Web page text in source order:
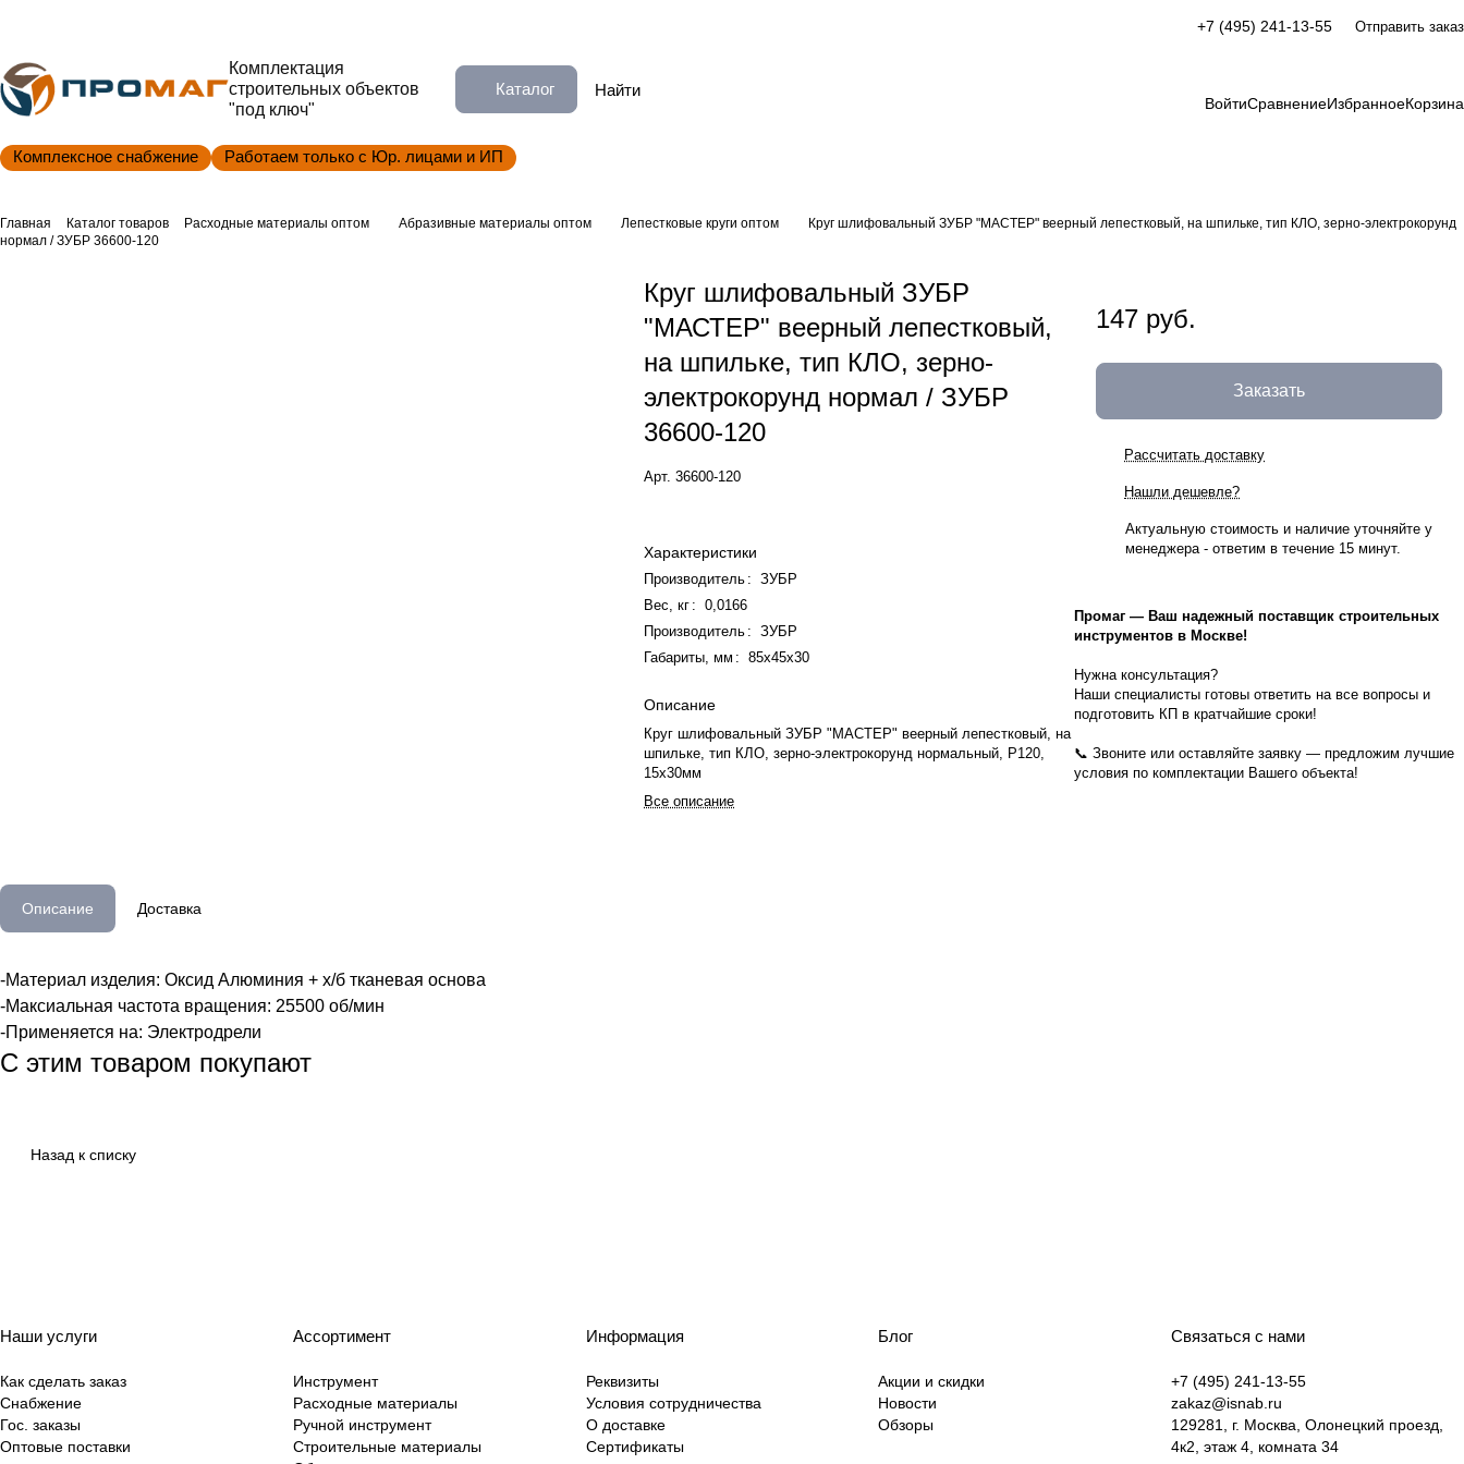
+7 (495) 241-13-55 Отправить заказ
Комплектация
строительных объектов
"под ключ"
Каталог
ВойтиСравнениеИзбранноеКорзина
Комплексное снабжение Работаем только с Юр. лицами и ИП
Главная Каталог товаров Расходные материалы оптом Абразивные материалы оптом Лепестковые круги оптом
Круг шлифовальный ЗУБР "МАСТЕР" веерный лепестковый, на шпильке, тип КЛО, зерно-электрокорунд
нормал / ЗУБР 36600-120
Круг шлифовальный ЗУБР
"МАСТЕР" веерный лепестковый,
на шпильке, тип КЛО, зерно-
электрокорунд нормал / ЗУБР
36600-120
Арт.36600-120
Характеристики
Производитель :
ЗУБР
Вес, кг :
0,0166
Производитель :
ЗУБР
Габариты, мм : 85х45х30
Описание
Круг шлифовальный ЗУБР "МАСТЕР" веерный лепестковый, на
шпильке, тип КЛО, зерно-электрокорунд нормальный, P120,
15х30мм
Все описание
147 руб.
Заказать
Рассчитать доставку
Нашли дешевле?
Актуальную стоимость и наличие уточняйте у
менеджера - ответим в течение 15 минут.
Промаг — Ваш надежный поставщик строительных
инструментов в Москве!
Нужна консультация?
Наши специалисты готовы ответить на все вопросы и
подготовить КП в кратчайшие сроки!
📞 Звоните или оставляйте заявку — предложим лучшие
условия по комплектации Вашего объекта!
Описание Доставка
-Материал изделия: Оксид Алюминия + х/б тканевая основа
-Максиальная частота вращения: 25500 об/мин
-Применяется на: Электродрели
С этим товаром покупают
Назад к списку
Наши услуги
Как сделать заказ
Снабжение
Гос. заказы
Оптовые поставки
Ассортимент
Инструмент
Расходные материалы
Ручной инструмент
Строительные материалы
Информация
Реквизиты
Условия сотрудничества
О доставке
Сертификаты
Блог
Акции и скидки
Новости
Обзоры
Связаться с нами
+7 (495) 241-13-55
zakaz@isnab.ru
129281, г. Москва, Олонецкий проезд,
4к2, этаж 4, комната 34